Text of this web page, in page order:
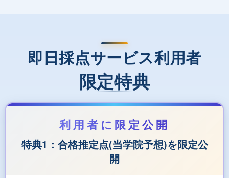
即日採点サービス利用者
限定特典
特典1：合格推定点(当学院予想)を限定公
開